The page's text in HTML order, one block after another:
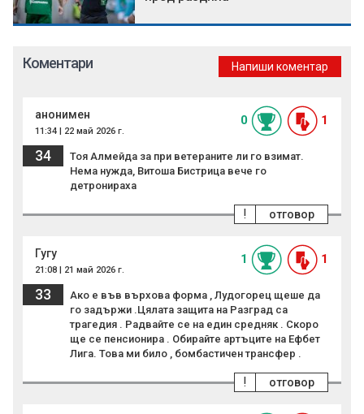
Коментари Напиши коментар
анонимен
11:34 | 22 май 2026 г.
0 1
34
Тоя Алмейда за при ветераните ли го взимат.
Нема нужда, Витоша Бистрица вече го
детронираха
отговор
!
Гугу
21:08 | 21 май 2026 г.
1 1
33
Ако е във върхова форма , Лудогорец щеше да
го задържи .Цялата защита на Разград са
трагедия . Радвайте се на един средняк . Скоро
ще се пенсионира . Обирайте артъците на Ефбет
Лига. Това ми било , бомбастичен трансфер .
отговор
!